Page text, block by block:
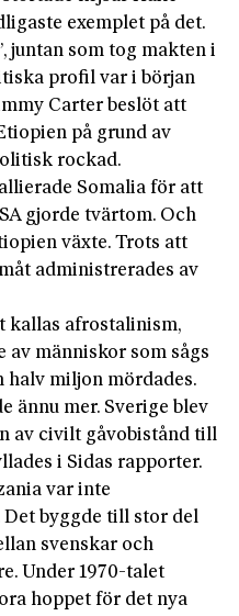
exemplet på det.
juntan som tog makten i
profil var i början
Carter beslöt att
på grund av
rockad.
Somalia för att
gjorde tvärtom. Och
växte. Trots att
administrerades av
kallas afrostalinism,
människor som sågs
halv miljon mördades.
ännu mer. Sverige blev
av civilt gåvobistånd till
i Sidas rapporter.
var inte
Det byggde till stor del
svenskar och
Under 1970-talet
hoppet för det nya